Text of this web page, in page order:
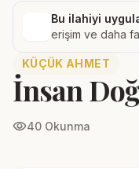
Bu ilahiyi
erişim ve daha
KÜÇÜK AHMET
İnsan
visibility40 Okunma